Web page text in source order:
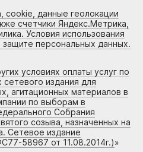
cookie, данные геолокации
счетчики Яндекс.Метрика,
Условия использования
персональных данных.
условиях оплаты услуг по
издания для
агитационных материалов в
по выборам в
Собрания
созыва, назначенных на
Сетевое издание
58967 от 11.08.2014г.)»